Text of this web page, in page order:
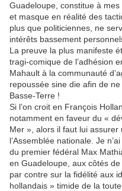
Guadeloupe, constitue à
et masque en réalité des
plus que politiciennes, ne
intérêts bassement
La preuve la plus manifeste
tragi-comique de l’adhésion
Mahault à la communauté
repoussée sine die afin de
Basse-Terre !
Si l’on croit en François
notamment en faveur du «
Mer », alors il faut lui
l’Assemblée nationale. Je
du premier fédéral Max
en Guadeloupe, aux côtés
par contre sur la fidélité aux
hollandais » timide de la